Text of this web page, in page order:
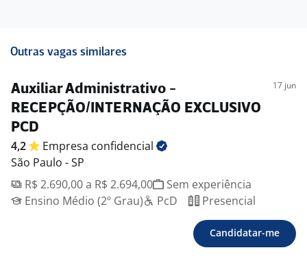
Outras vagas similares
Auxiliar Administrativo -
RECEPÇÃO/INTERNAÇÃO EXCLUSIVO
PCD
17 jun
4,2 Empresa confidencial
São Paulo - SP
R$ 2.690,00 a R$ 2.694,00
Sem experiência
Ensino Médio (2º Grau)
PcD Presencial
Candidatar-me